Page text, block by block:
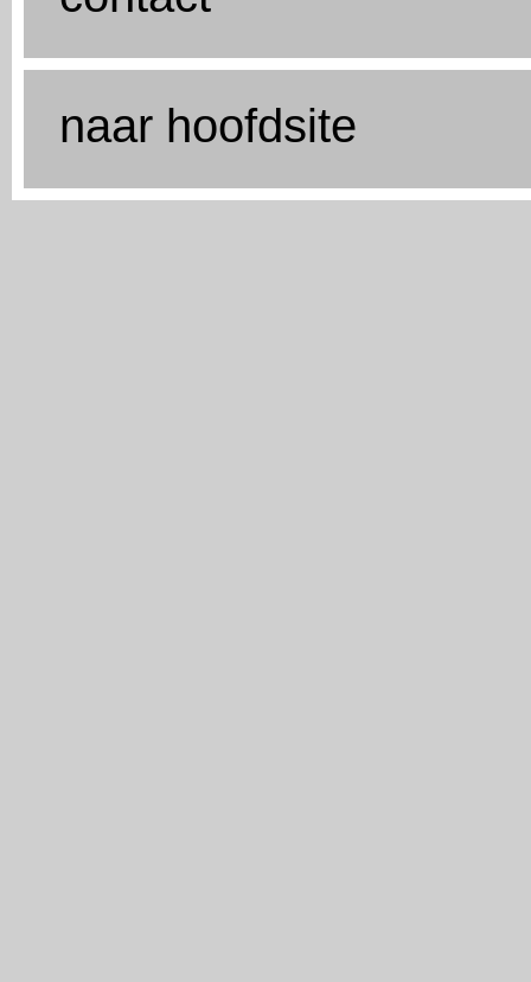
naar hoofdsite